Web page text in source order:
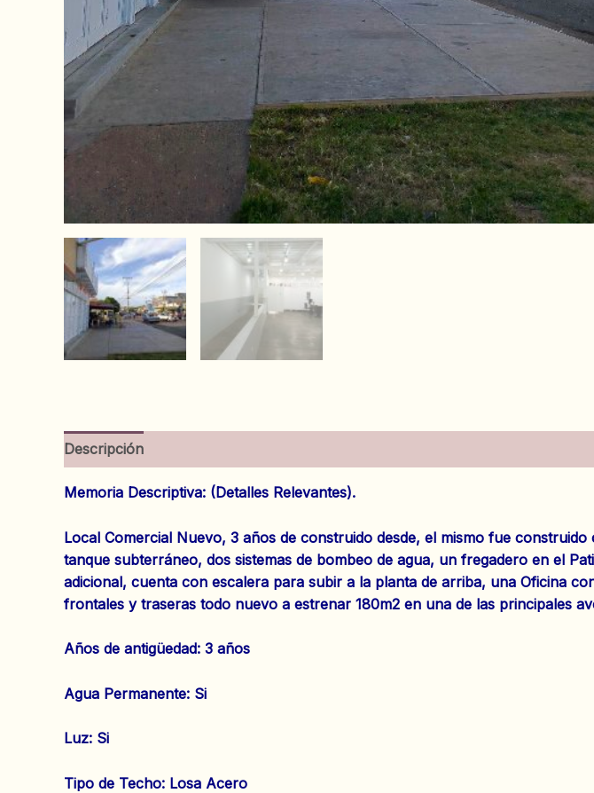
Descripción
Memoria Descriptiva: (Detalles Relevantes).
Local Comercial Nuevo, 3 años de construido desde, el mismo fue
tanque subterráneo, dos sistemas de bombeo de agua, un fregadero en el
adicional, cuenta con escalera para subir a la planta de arriba, una Oficina
frontales y traseras todo nuevo a estrenar 180m2 en una de las principales
‌Años de antigüedad: 3 años
‌Agua Permanente: Si
‌Luz: Si
‌Tipo de Techo: Losa Acero